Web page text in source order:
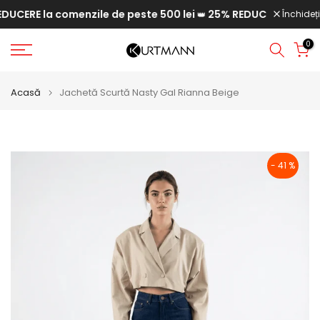
Săriți
la
conținut
la comenzile de peste 500 lei👑25% REDUCERE laÎnchideți
0
Acasă Jachetă Scurtă Nasty Gal Rianna Beige
- 41 %